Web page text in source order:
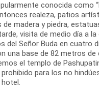
conocida como
realeza, patios
madera y piedra,
visita de medio día a
Señor Buda en cuatro
una base de 82 metros
el templo de
para los no